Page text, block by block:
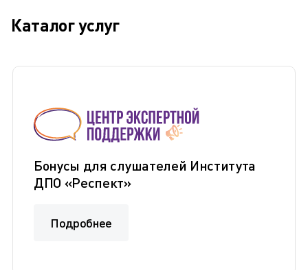
Каталог услуг
Бонусы для слушателей Института
ДПО «Респект»
Подробнее